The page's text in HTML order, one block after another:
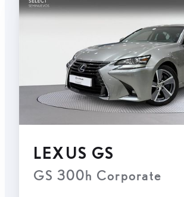
LEXUS GS
GS 300h Corporate